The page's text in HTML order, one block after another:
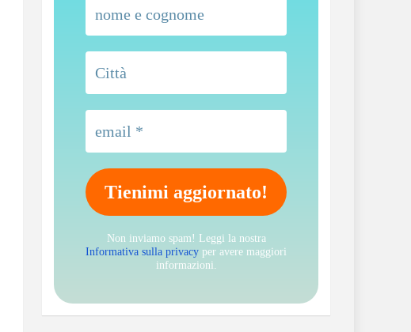
Non inviamo spam! Leggi la nostra
Informativa sulla privacy per avere maggiori
informazioni.